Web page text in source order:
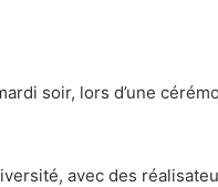
soir, lors d’une
avec des